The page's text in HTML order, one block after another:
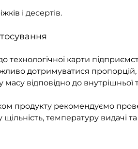
і десертів.
технологічної карти
дотримуватися
відповідно до внутрішньої
продукту рекомендуємо
температуру видачі та